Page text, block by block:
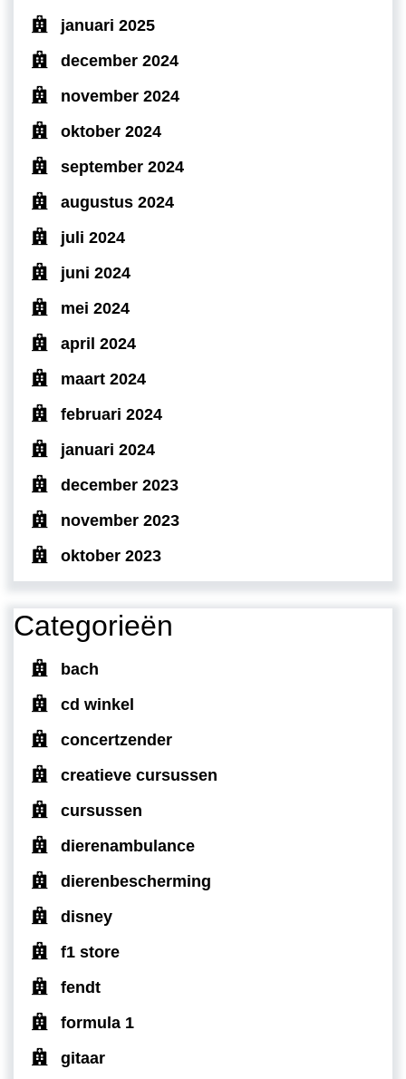
januari 2025
december 2024
november 2024
oktober 2024
september 2024
augustus 2024
juli 2024
juni 2024
mei 2024
april 2024
maart 2024
februari 2024
januari 2024
december 2023
november 2023
oktober 2023
Categorieën
bach
cd winkel
concertzender
creatieve cursussen
cursussen
dierenambulance
dierenbescherming
disney
f1 store
fendt
formula 1
gitaar